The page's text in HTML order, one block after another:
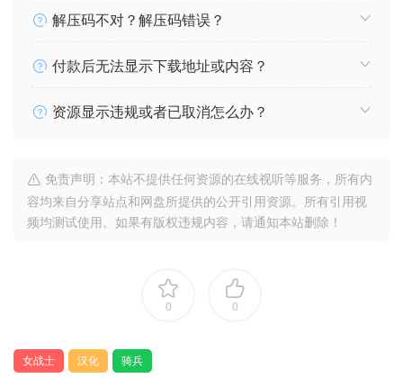
解压码不对？解压码错误？
付款后无法显示下载地址或内容？
资源显示违规或者已取消怎么办？
免责声明：本站不提供任何资源的在线视听等服务，所有内
容均来自分享站点和网盘所提供的公开引用资源。所有引用视
频均测试使用。如果有版权违规内容，请通知本站删除！
0 0
女战士 汉化 骑兵